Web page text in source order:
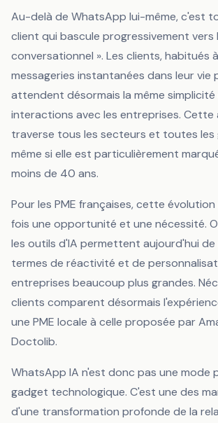
Au-delà de WhatsApp lui-même, c'est
client qui bascule progressivement vers
conversationnel ». Les clients, habitués
messageries instantanées dans leur vie
attendent désormais la même simplicité
interactions avec les entreprises.
traverse tous les secteurs et toutes les
même si elle est particulièrement
moins de 40 ans.
Pour les PME françaises, cette
fois une opportunité et une nécessité.
les outils d'IA permettent aujourd'hui de
termes de réactivité et de
entreprises beaucoup plus grandes.
clients comparent désormais
une PME locale à celle proposée par
Doctolib.
WhatsApp IA n'est donc pas une mode
gadget technologique. C'est une des
d'une transformation profonde de la